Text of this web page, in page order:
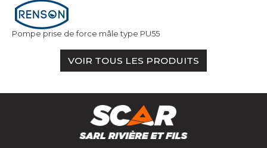
Pompe prise de force mâle type PU55
VOIR TOUS LES PRODUITS